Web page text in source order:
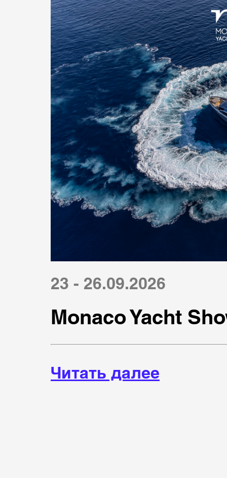
23 - 26.09.2026
Monaco Yacht
Читать далее